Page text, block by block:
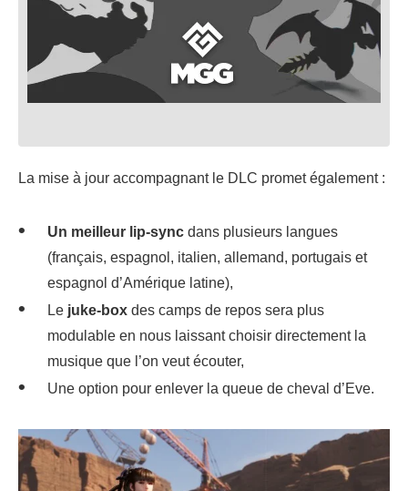
La mise à jour accompagnant le DLC promet également :
Un meilleur lip-sync dans plusieurs langues
(français, espagnol, italien, allemand, portugais et
espagnol d’Amérique latine),
Le juke-box des camps de repos sera plus
modulable en nous laissant choisir directement la
musique que l’on veut écouter,
Une option pour enlever la queue de cheval d’Eve.